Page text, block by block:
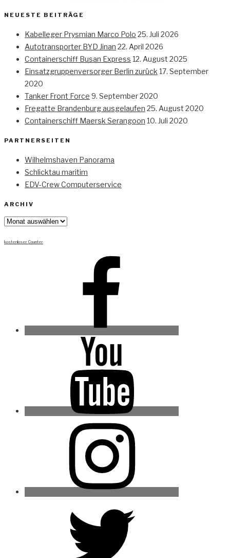
NEUESTE BEITRÄGE
Kabelleger Prysmian Marco Polo 25. Juli 2026
Autotransporter BYD Jinan 22. April 2026
Containerschiff Busan Express 12. August 2025
Einsatzgruppenversorger Berlin zurück 17. September
2020
Tanker Front Force 9. September 2020
Fregatte Brandenburg ausgelaufen 25. August 2020
Containerschiff Maersk Serangoon 10. Juli 2020
PARTNERSEITEN
Wilhelmshaven Panorama
Schlicktau maritim
EDV-Crew Computerservice
ARCHIV
Archiv
kostenloser Counter